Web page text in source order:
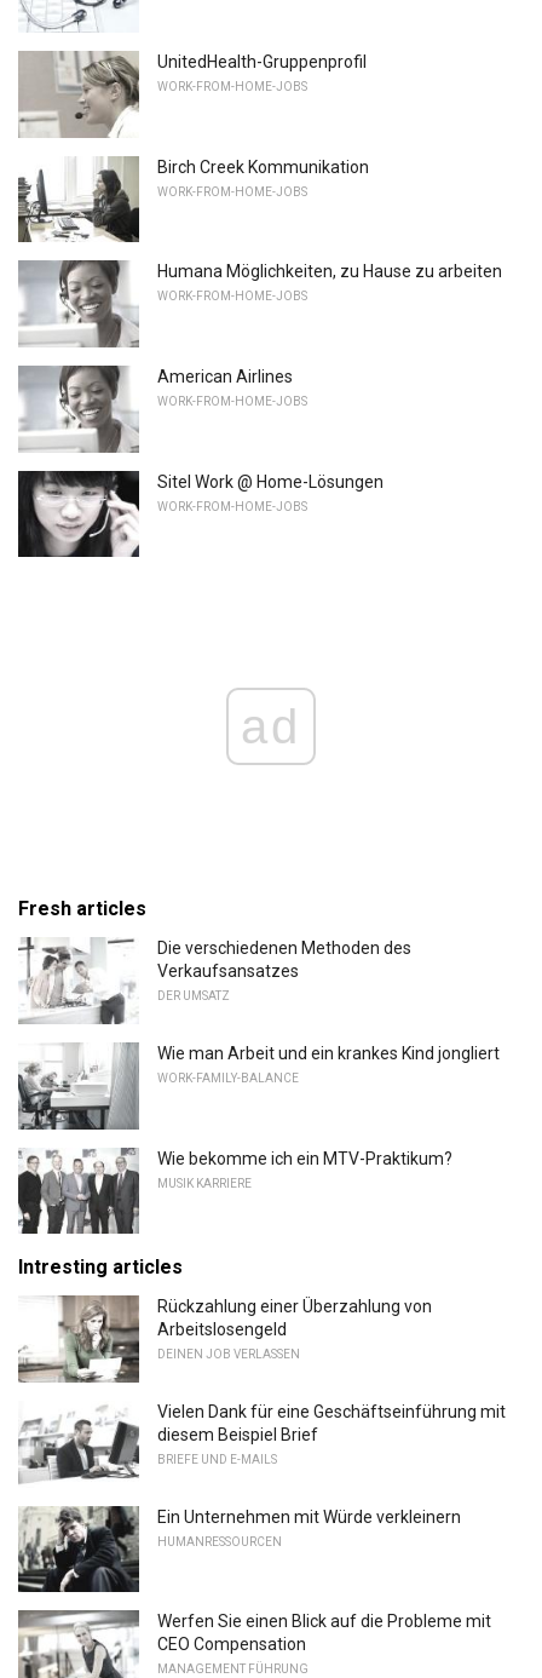
UnitedHealth-Gruppenprofil
WORK-FROM-HOME-JOBS
Birch Creek Kommunikation
WORK-FROM-HOME-JOBS
Humana Möglichkeiten, zu Hause zu arbeiten
WORK-FROM-HOME-JOBS
American Airlines
WORK-FROM-HOME-JOBS
Sitel Work @ Home-Lösungen
WORK-FROM-HOME-JOBS
ad
Fresh articles
Die verschiedenen Methoden des
Verkaufsansatzes
DER UMSATZ
Wie man Arbeit und ein krankes Kind jongliert
WORK-FAMILY-BALANCE
Wie bekomme ich ein MTV-Praktikum?
MUSIK KARRIERE
Intresting articles
Rückzahlung einer Überzahlung von
Arbeitslosengeld
DEINEN JOB VERLASSEN
Vielen Dank für eine Geschäftseinführung mit
diesem Beispiel Brief
BRIEFE UND E-MAILS
Ein Unternehmen mit Würde verkleinern
HUMANRESSOURCEN
Werfen Sie einen Blick auf die Probleme mit
CEO Compensation
MANAGEMENT FÜHRUNG